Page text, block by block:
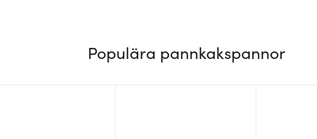
Populära pannkakspannor